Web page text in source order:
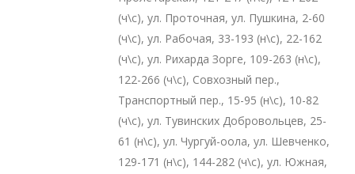
(ч\с), ул. Проточная, ул. Пушкина, 2-60
(ч\с), ул. Рабочая, 33-193 (н\с), 22-162
(ч\с), ул. Рихарда Зорге, 109-263 (н\с),
122-266 (ч\с), Совхозный пер.,
Транспортный пер., 15-95 (н\с), 10-82
(ч\с), ул. Тувинских Добровольцев, 25-
61 (н\с), ул. Чургуй-оола, ул. Шевченко,
129-171 (н\с), 144-282 (ч\с), ул. Южная,